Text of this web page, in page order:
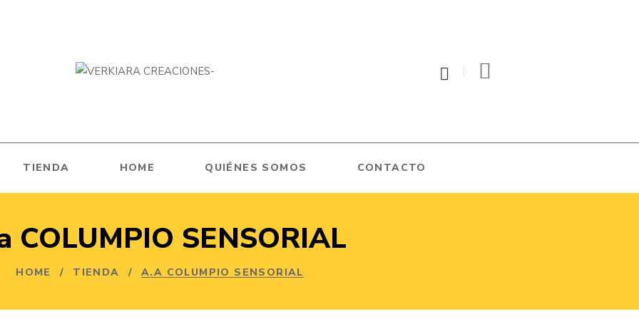
TIENDA HOME QUIÉNES SOMOS CONTACTO
COLUMPIO SENSORIAL
HOME / TIENDA / A.A COLUMPIO SENSORIAL